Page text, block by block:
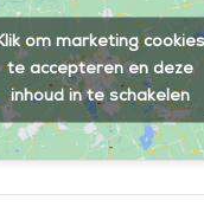
om marketing cookies
te accepteren en deze
inhoud in te schakelen